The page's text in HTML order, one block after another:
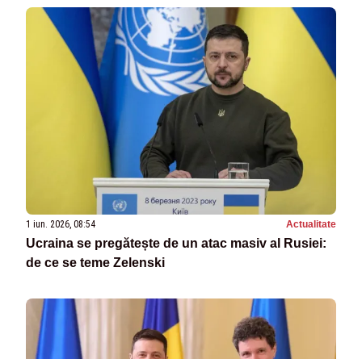
1 iun. 2026, 08:54 Actualitate
Ucraina se pregătește de un atac masiv al Rusiei:
de ce se teme Zelenski